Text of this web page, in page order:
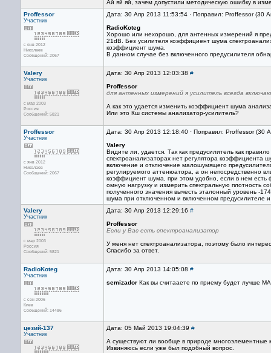
Ай яй яй, зачем допустили методическую ошибку в
Proffessor
Участник
с янв 2012
Николаев
Сообщений: 2067
Дата: 30 Апр 2013 11:53:54 · Поправил: Proffessor (30
RadioKoteg
Хорошо или нехорошо, для антенных измерений я
21dB. Без усилителя коэффициент шума
коэффициент шума.
В данном случае без включенного предусилителя
Valery
Участник
с мар 2003
Россия
Сообщений: 5821
Дата: 30 Апр 2013 12:03:38 #
Proffessor
для антенных измерений я усилитель всегда
А как это удается изменить коэффициент шума
Или это Кш системы анализатор-усилитель?
Proffessor
Участник
с янв 2012
Николаев
Сообщений: 2067
Дата: 30 Апр 2013 12:18:40 · Поправил: Proffessor (30
Valery
Видите ли, удается. Так как предусилитель как
спектроанализаторах нет регулятора
включение и отключение малошумящего
регулируемого аттенюатора, а он непосредственно
коэффициент шума, при этом удобно, если в нем есть
омную нагрузку и измерить спектральную плотность
полученного значения вычесть эталонный уровень -
шума при отключенном и включенном предусилителе
Valery
Участник
с мар 2003
Россия
Сообщений: 5821
Дата: 30 Апр 2013 12:29:16 #
Proffessor
Если у Вас есть спектроанализатор
У меня нет спектроанализатора, поэтому было
Спасибо за ответ.
RadioKoteg
Участник
с сен 2006
Киев
Сообщений: 14486
Дата: 30 Апр 2013 14:05:08 #
semizador Как вы считааете по приему будет лучше
цезий-137
Участник
Дата: 05 Май 2013 19:04:39 #
А существуют ли вообще в природе
Извиняюсь если уже был подобный вопрос.